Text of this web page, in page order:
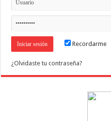
Recordarme
¿Olvidaste tu contraseña?